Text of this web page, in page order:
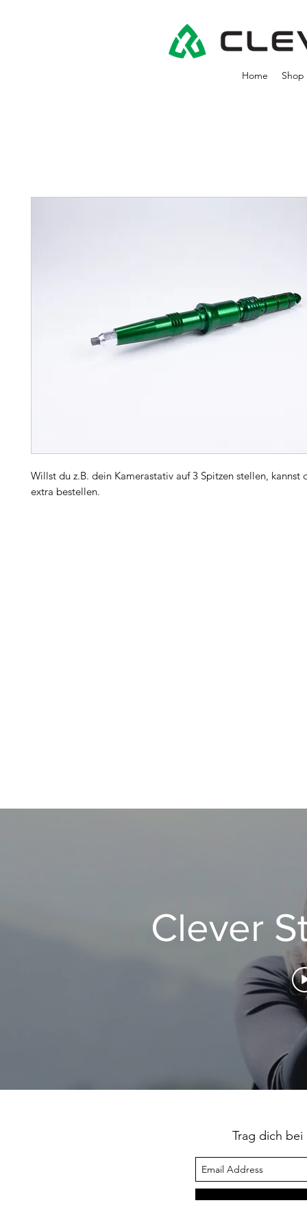
Home Shop
Willst du z.B. dein Kamerastativ auf 3 Spitzen stellen, kannst
extra bestellen.
Clever
Trag dich